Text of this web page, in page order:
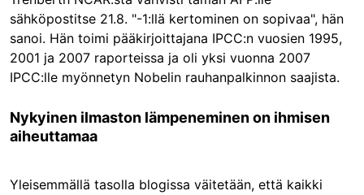
sähköpostitse 21.8. "-1:llä kertominen on sopivaa", hän
sanoi. Hän toimi pääkirjoittajana IPCC:n vuosien 1995,
2001 ja 2007 raporteissa ja oli yksi vuonna 2007
IPCC:lle myönnetyn Nobelin rauhanpalkinnon saajista.
Nykyinen ilmaston lämpeneminen on ihmisen
aiheuttamaa
Yleisemmällä tasolla blogissa väitetään, että kaikki